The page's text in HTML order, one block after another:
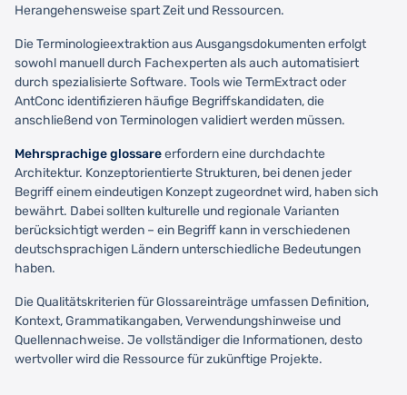
Herangehensweise spart Zeit und Ressourcen.
Die Terminologieextraktion aus Ausgangsdokumenten erfolgt
sowohl manuell durch Fachexperten als auch automatisiert
durch spezialisierte Software. Tools wie TermExtract oder
AntConc identifizieren häufige Begriffskandidaten, die
anschließend von Terminologen validiert werden müssen.
Mehrsprachige glossareerfordern eine durchdachte
Architektur. Konzeptorientierte Strukturen, bei denen jeder
Begriff einem eindeutigen Konzept zugeordnet wird, haben sich
bewährt. Dabei sollten kulturelle und regionale Varianten
berücksichtigt werden – ein Begriff kann in verschiedenen
deutschsprachigen Ländern unterschiedliche Bedeutungen
haben.
Die Qualitätskriterien für Glossareinträge umfassen Definition,
Kontext, Grammatikangaben, Verwendungshinweise und
Quellennachweise. Je vollständiger die Informationen, desto
wertvoller wird die Ressource für zukünftige Projekte.